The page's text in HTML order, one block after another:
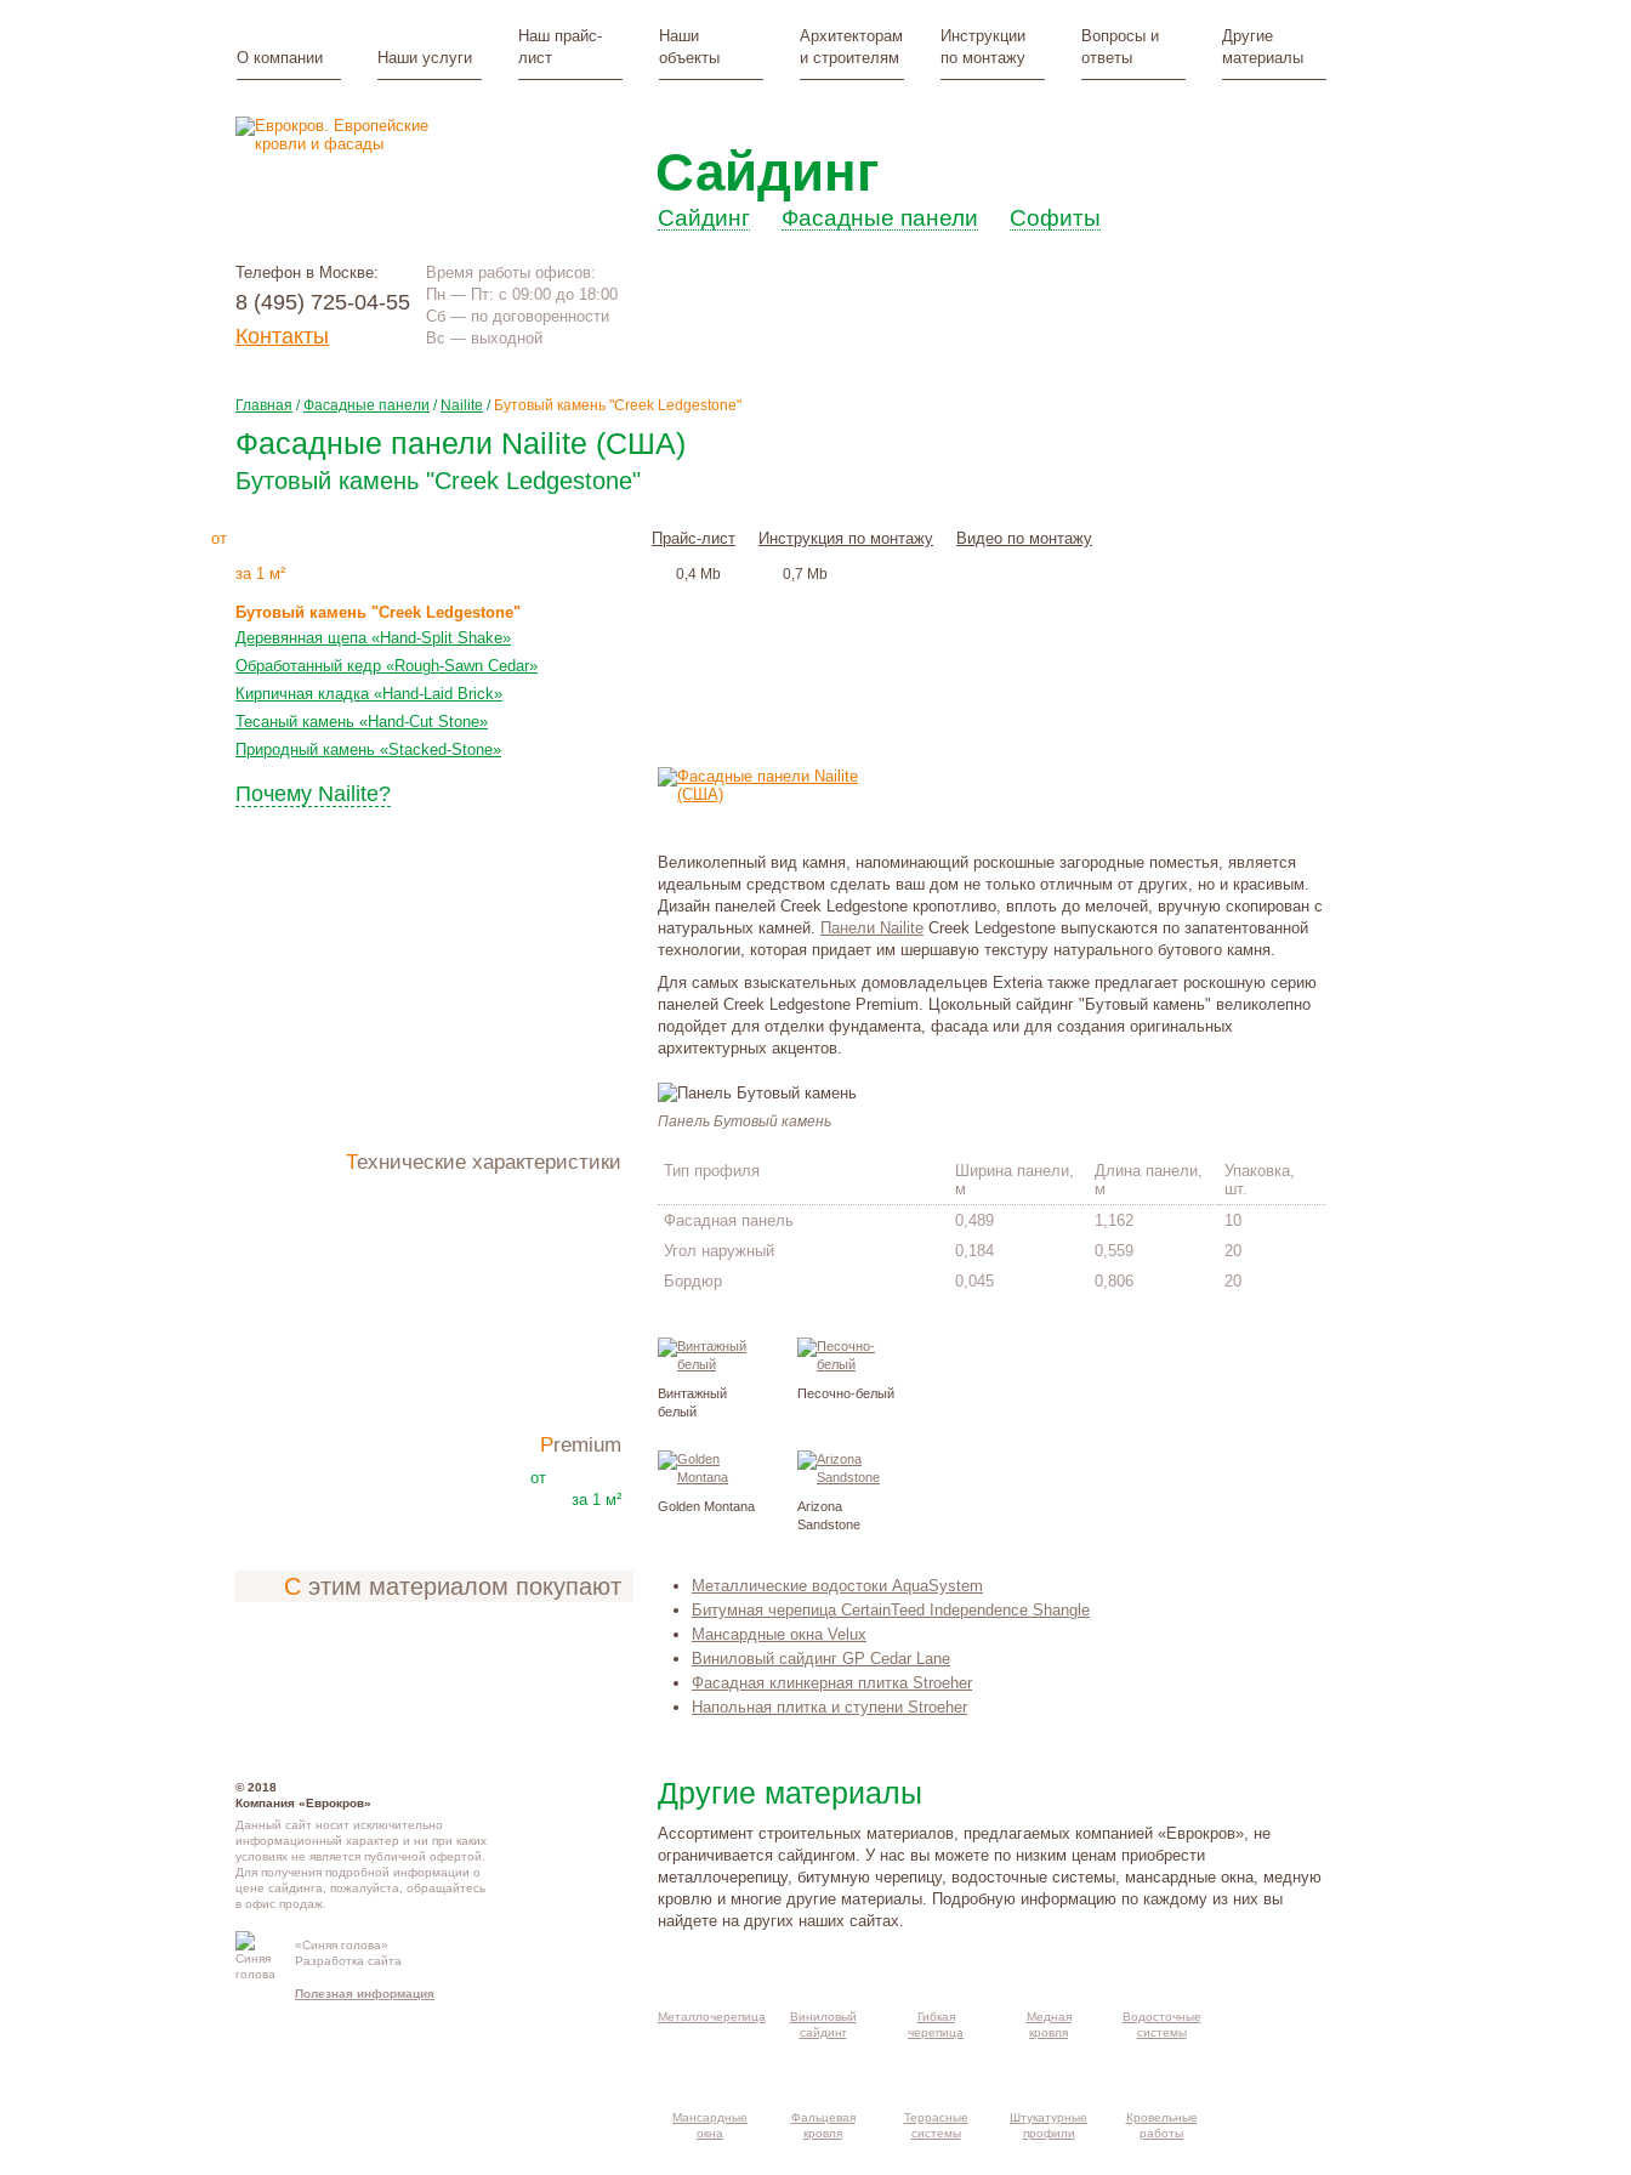
О компании Наши услуги
Наш прайс-
лист
Наши
объекты
Архитекторам
и строителям
Инструкции
по монтажу
Вопросы и
ответы
Другие
материалы
Телефон в Москве:
8 (495) 725-04-55
Контакты
Время работы офисов:
Пн — Пт: с 09:00 до 18:00
Сб — по договоренности
Вс — выходной
Сайдинг
Сайдинг Фасадные панели Софиты
Главная /Фасадные панели / Nailite / Бутовый камень "Creek Ledgestone"
Фасадные панели Nailite (США)
Бутовый камень "Creek Ledgestone"
от
за 1 м²
Прайс-лист
0,4 Mb
Инструкция по монтажу
0,7 Mb
Видео по монтажу
Бутовый камень "Creek Ledgestone"
Деревянная щепа «Hand-Split Shake»
Обработанный кедр «Rough-Sawn Cedar»
Кирпичная кладка «Hand-Laid Brick»
Тесаный камень «Hand-Cut Stone»
Природный камень «Stacked-Stone»
Почему Nailite?
Великолепный вид камня, напоминающий роскошные загородные поместья, является
идеальным средством сделать ваш дом не только отличным от других, но и красивым.
Дизайн панелей Creek Ledgestone кропотливо, вплоть до мелочей, вручную скопирован с
натуральных камней. Панели Nailite Creek Ledgestone выпускаются по запатентованной
технологии, которая придает им шершавую текстуру натурального бутового камня.
Для самых взыскательных домовладельцев Exteria также предлагает роскошную серию
панелей Creek Ledgestone Premium. Цокольный сайдинг "Бутовый камень" великолепно
подойдет для отделки фундамента, фасада или для создания оригинальных
архитектурных акцентов.
Панель Бутовый камень
Технические характеристики Тип профиля
Ширина панели,
м
Длина панели,
м
Упаковка,
шт.
Фасадная панель
0,489 1,162
10
Угол наружный
0,184 0,559
20
Бордюр
0,045 0,806 20
Винтажный
белый
Песочно-белый
Premium
от
за 1 м² Golden Montana
Arizona
Sandstone
С этим материалом покупают
Металлические водостоки AquaSystem
Битумная черепица CertainTeed Independence Shangle
Мансардные окна Velux
Виниловый сайдинг GP Cedar Lane
Фасадная клинкерная плитка Stroeher
Напольная плитка и ступени Stroeher
© 2018
Компания «Еврокров»
Данный сайт носит исключительно
информационный характер и ни при каких
условиях не является публичной офертой.
Для получения подробной информации о
цене сайдинга , пожалуйста, обращайтесь
в офис продаж
«Синяя голова»
Разработка сайта
Полезная информация
Другие материалы
Ассортимент строительных материалов, предлагаемых компанией «Еврокров», не
ограничивается сайдингом. У нас вы можете по низким ценам приобрести
металлочерепицу, битумную черепицу, водосточные системы, мансардные окна, медную
кровлю и многие другие материалы. Подробную информацию по каждому из них вы
найдете на других наших сайтах.
Металлочерепица
Виниловый
сайдинг
Гибкая
черепица
Медная
кровля
Водосточные
системы
Мансардные
окна
Фальцевая
кровля
Террасные
системы
Штукатурные
профили
Кровельные
работы